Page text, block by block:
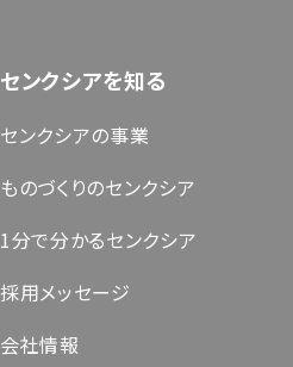
センクシアを知る
センクシアの事業
ものづくりのセンクシア
1分で分かるセンクシア
採用メッセージ
会社情報